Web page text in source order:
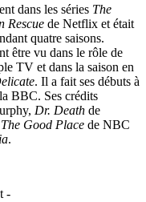
dans les séries The
Rescue de Netflix et était
quatre saisons.
être vu dans le rôle de
TV et dans la saison en
. Il a fait ses débuts à
BBC. Ses crédits
Dr. Death de
The Good Place de NBC
.
-